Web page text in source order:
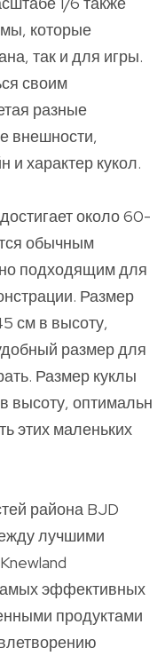
которые
так и для игры.
своим
разные
внешности,
характер кукол.
около 60-
обычным
подходящим для
Размер
см в высоту,
размер для
Размер куклы
высоту, оптимальн
этих маленьких
района BJD
лучшими
эффективных
продуктами